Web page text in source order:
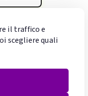
il traffico e
scegliere quali